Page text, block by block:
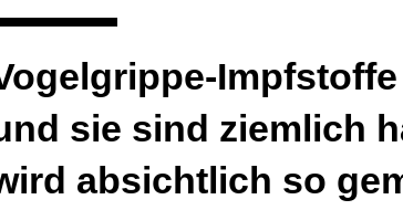
sie sind ziemlich
absichtlich so